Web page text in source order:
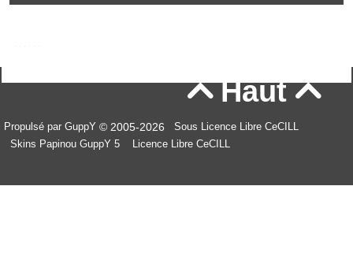
Haut
Propulsé par GuppY © 2005-2026
Sous Licence Libre CeCILL
Skins Papinou GuppY 5
Licence Libre CeCILL